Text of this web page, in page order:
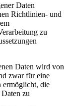
Daten
Richtlinien- und
zu
Daten wird von
zwar für eine
ermöglicht, die
zu